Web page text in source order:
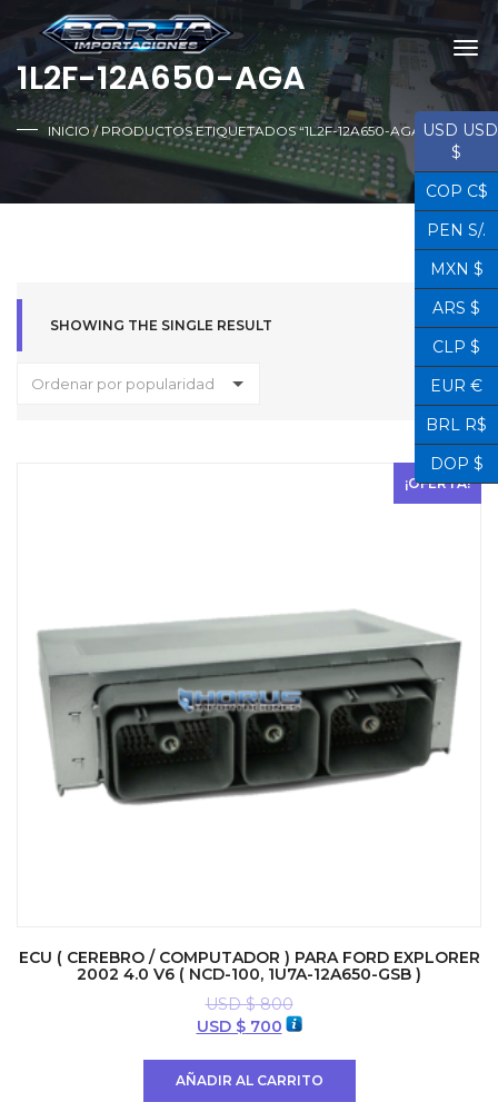
1L2F-12A650-AGA
INICIO/ PRODUCTOS ETIQUETADOS “1L2F-12A650-AGA”
SHOWING THE SINGLE RESULT
Ordenar por popularidad
¡OFERTA!
ECU ( CEREBRO / COMPUTADOR ) PARA FORD EXPLORER
2002 4.0 V6 ( NCD-100, 1U7A-12A650-GSB )
USD $800
El
USD $700El
AÑADIR AL CARRITO
USD USD
$
COP C$
PEN S/.
MXN $
ARS $
CLP $
EUR €
BRL R$
DOP $